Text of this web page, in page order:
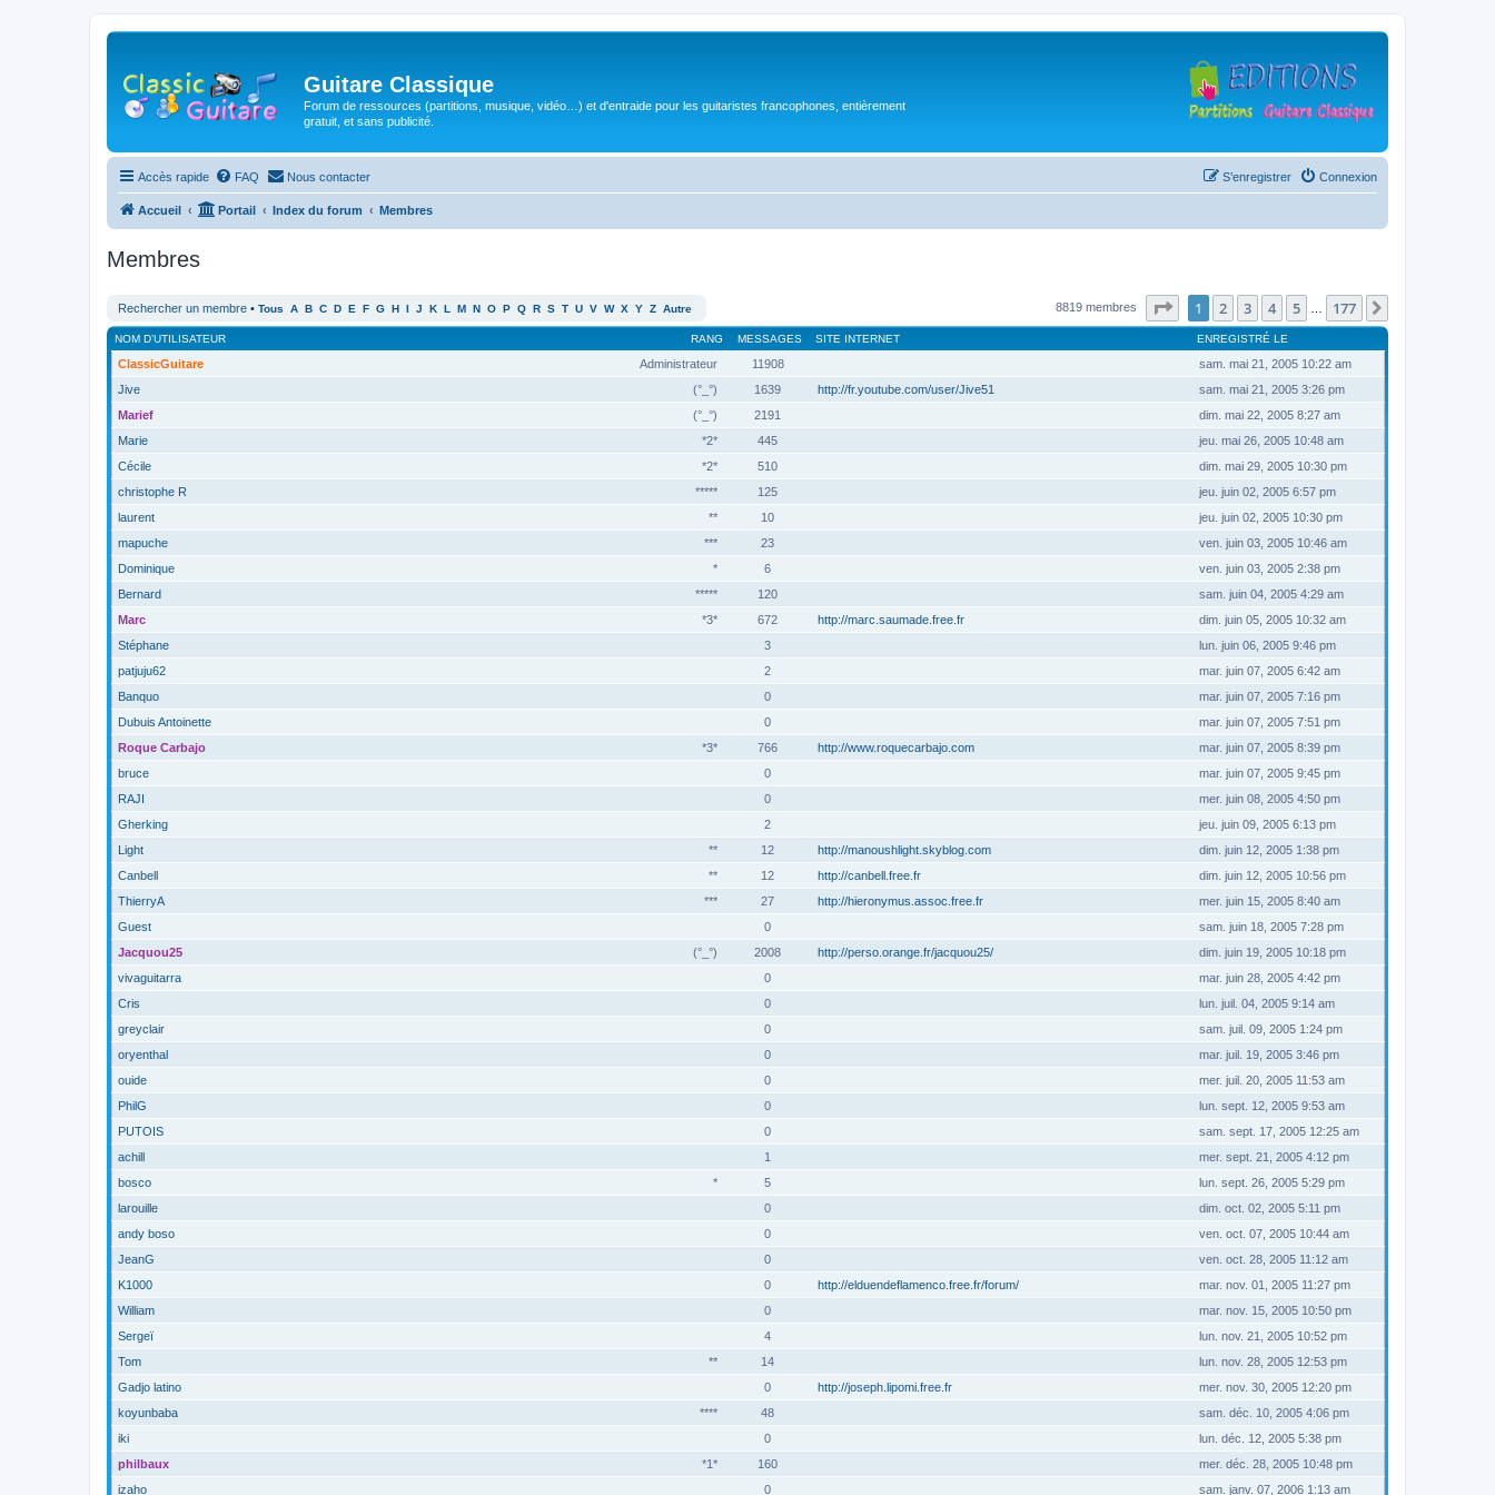
Guitare Classique
Forum de ressources (partitions, musique, vidéo…) et d'entraide pour les guitaristes francophones, entièrement
gratuit, et sans publicité.
Accès rapide FAQ Nous contacter Connexion
S’enregistrer
Accueil Portail Index du forum Membres
Membres
Rechercher un membre • Tous A B C D E F G H I J K L M N O P Q R S T U V W X Y Z Autre 8819 membres Page sur177
1 2 3 4 5 177
RANG
NOM D’UTILISATEUR MESSAGES SITE INTERNET ENREGISTRÉ LE
Administrateur
ClassicGuitare 11908
sam. mai 21, 2005 10:22 am
(°_°)
Jive 1639 http://fr.youtube.com/user/Jive51
sam. mai 21, 2005 3:26 pm
(°_°)
Marief 2191
dim. mai 22, 2005 8:27 am
*2*
Marie 445
jeu. mai 26, 2005 10:48 am
*2*
Cécile 510
dim. mai 29, 2005 10:30 pm
*****
christophe R 125
jeu. juin 02, 2005 6:57 pm
**
laurent 10
jeu. juin 02, 2005 10:30 pm
***
mapuche 23
ven. juin 03, 2005 10:46 am
*
Dominique 6
ven. juin 03, 2005 2:38 pm
*****
Bernard 120
sam. juin 04, 2005 4:29 am
*3*
Marc 672 http://marc.saumade.free.fr
dim. juin 05, 2005 10:32 am
Stéphane
3
lun. juin 06, 2005 9:46 pm
patjuju62
2
mar. juin 07, 2005 6:42 am
Banquo
0
mar. juin 07, 2005 7:16 pm
Dubuis Antoinette
0
mar. juin 07, 2005 7:51 pm
*3*
Roque Carbajo 766 http://www.roquecarbajo.com
mar. juin 07, 2005 8:39 pm
bruce
0
mar. juin 07, 2005 9:45 pm
RAJI
0
mer. juin 08, 2005 4:50 pm
Gherking
2
jeu. juin 09, 2005 6:13 pm
**
Light 12 http://manoushlight.skyblog.com
dim. juin 12, 2005 1:38 pm
**
Canbell 12 http://canbell.free.fr
dim. juin 12, 2005 10:56 pm
***
ThierryA 27 http://hieronymus.assoc.free.fr
mer. juin 15, 2005 8:40 am
Guest
0
sam. juin 18, 2005 7:28 pm
(°_°)
Jacquou25 2008 http://perso.orange.fr/jacquou25/
dim. juin 19, 2005 10:18 pm
vivaguitarra
0
mar. juin 28, 2005 4:42 pm
Cris
0
lun. juil. 04, 2005 9:14 am
greyclair
0
sam. juil. 09, 2005 1:24 pm
oryenthal
0
mar. juil. 19, 2005 3:46 pm
ouide
0
mer. juil. 20, 2005 11:53 am
PhilG
0
lun. sept. 12, 2005 9:53 am
PUTOIS
0
sam. sept. 17, 2005 12:25 am
achill
1
mer. sept. 21, 2005 4:12 pm
*
bosco 5
lun. sept. 26, 2005 5:29 pm
larouille
0
dim. oct. 02, 2005 5:11 pm
andy boso
0
ven. oct. 07, 2005 10:44 am
JeanG
0
ven. oct. 28, 2005 11:12 am
K1000
0 http://elduendeflamenco.free.fr/forum/
mar. nov. 01, 2005 11:27 pm
William
0
mar. nov. 15, 2005 10:50 pm
Sergeï
4
lun. nov. 21, 2005 10:52 pm
**
Tom 14
lun. nov. 28, 2005 12:53 pm
Gadjo latino
0 http://joseph.lipomi.free.fr
mer. nov. 30, 2005 12:20 pm
****
koyunbaba 48
sam. déc. 10, 2005 4:06 pm
iki
0
lun. déc. 12, 2005 5:38 pm
*1*
philbaux 160
mer. déc. 28, 2005 10:48 pm
izaho
0 sam. janv. 07, 2006 1:13 am